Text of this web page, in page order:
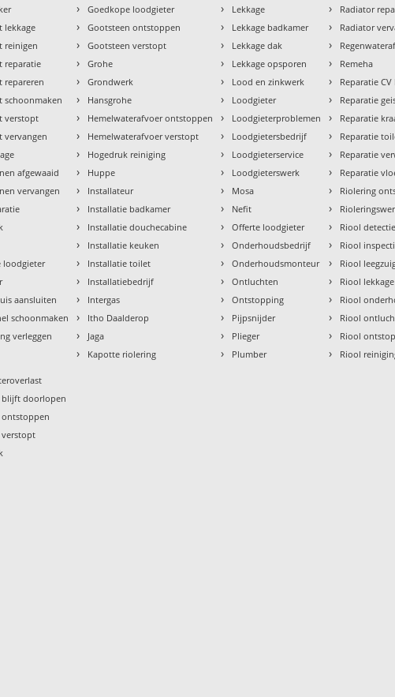
lekkage
reinigen
reparatie
repareren
schoonmaken
verstopt
vervangen
afgewaaid
vervangen
loodgieter
aansluiten
schoonmaken
verleggen
› Goedkope loodgieter
› Gootsteen ontstoppen
› Gootsteen verstopt
› Grohe
› Grondwerk
› Hansgrohe
› Hemelwaterafvoer ontstoppen
› Hemelwaterafvoer verstopt
› Hogedruk reiniging
› Huppe
› Installateur
› Installatie badkamer
› Installatie douchecabine
› Installatie keuken
› Installatie toilet
› Installatiebedrijf
› Intergas
› Itho Daalderop
› Jaga
› Kapotte riolering
› Lekkage
› Lekkage badkamer
› Lekkage dak
› Lekkage opsporen
› Lood en zinkwerk
› Loodgieter
› Loodgieterproblemen
› Loodgietersbedrijf
› Loodgieterservice
› Loodgieterswerk
› Mosa
› Nefit
› Offerte loodgieter
› Onderhoudsbedrijf
› Onderhoudsmonteur
› Ontluchten
› Ontstopping
› Pijpsnijder
› Plieger
› Plumber
› Radiator
› Radiator
›
› Remeha
› Reparatie CV
› Reparatie
› Reparatie
› Reparatie
› Reparatie
› Reparatie
› Riolering
›
› Riool detectie
› Riool
› Riool
› Riool lekkage
› Riool
› Riool
› Riool
› Riool
blijft doorlopen
ontstoppen
verstopt